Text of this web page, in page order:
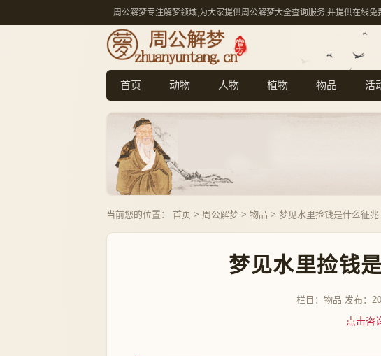
周公解梦专注解梦领域,为大家提供周公解梦大全查询服务,并提供在线免
首页 动物 人物 植物 物品 活
当前您的位置： 首页 > 周公解梦 > 物品 > 梦见水里捡钱是什么征兆
梦见水里捡钱
栏目： 物品 发布：
点击咨